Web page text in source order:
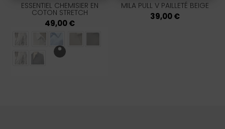
ESSENTIEL CHEMISIER EN
COTON STRETCH
49,00€
MILA PULL V PAILLETÉ BEIGE
39,00€